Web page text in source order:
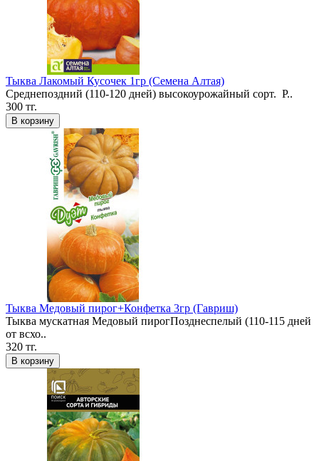
Тыква Лакомый Кусочек 1гр (Семена Алтая)
Среднепоздний (110-120 дней) высокоурожайный сорт. Р..
300 тг.
В корзину
Тыква Медовый пирог+Конфетка 3гр (Гавриш)
Тыква мускатная Медовый пирогПозднеспелый (110-115 дней
от всхо..
320 тг.
В корзину